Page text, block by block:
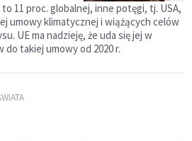
11 proc. globalnej, inne potęgi, tj. USA,
umowy klimatycznej i wiążących celów
UE ma nadzieję, że uda się jej w
takiej umowy od 2020 r.